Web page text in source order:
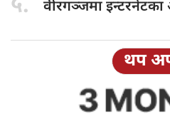
५. वीरगञ्जमा इन्टरनेटका
थप